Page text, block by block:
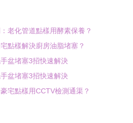
老化管道點樣用酵素保養？
點樣解決廚房油脂堵塞？
盆堵塞3招快速解決
盆堵塞3招快速解決
宅點樣用CCTV檢測通渠？